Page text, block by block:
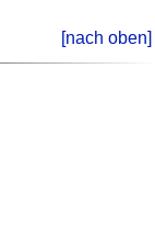
[nach oben]